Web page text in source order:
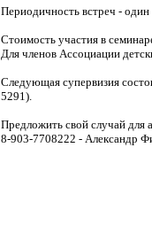
Периодичность встреч - один
Стоимость участия в
Для членов Ассоциации
Следующая супервизия
5291).
Предложить свой случай для
8-903-7708222 - Александр